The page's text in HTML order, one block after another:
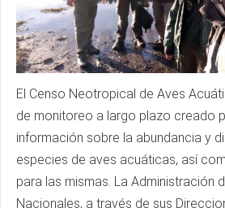
El Censo Neotropical de Aves
de monitoreo a largo plazo creado
información sobre la abundancia y
especies de aves acuáticas, así
para las mismas. La Administración
Nacionales, a través de sus